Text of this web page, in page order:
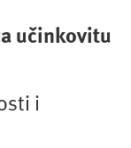
učinkovitu
i